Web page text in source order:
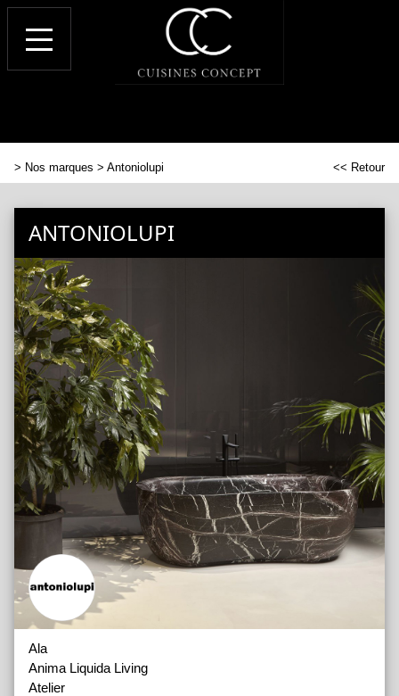
> Nos marques > Antoniolupi << Retour
ANTONIOLUPI
Ala
Anima Liquida Living
Atelier